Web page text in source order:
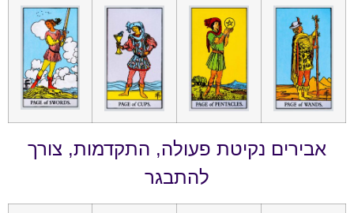
אבירים נקיטת פעולה, התקדמות, צורך
להתבגר